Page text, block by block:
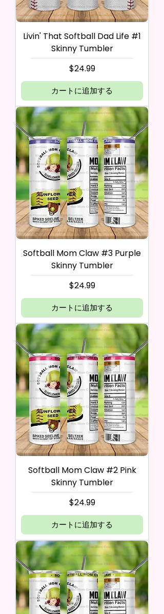
Livin' That Softball Dad Life #1
Skinny Tumbler
価格
$24.99
カートに追加する
Softball Mom Claw #3 Purple
Skinny Tumbler
価格
$24.99
カートに追加する
Softball Mom Claw #2 Pink
Skinny Tumbler
価格
$24.99
カートに追加する